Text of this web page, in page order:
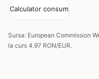
Calculator consum
Sursa: European Commission
la curs 4.97 RON/EUR.